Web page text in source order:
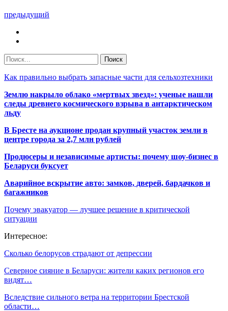
предыдущий
Как правильно выбрать запасные части для сельхозтехники
Землю накрыло облако «мертвых звезд»: ученые нашли
следы древнего космического взрыва в антарктическом
льду
В Бресте на аукционе продан крупный участок земли в
центре города за 2,7 млн рублей
Продюсеры и независимые артисты: почему шоу-бизнес в
Беларуси буксует
Аварийное вскрытие авто: замков, дверей, бардачков и
багажников
Почему эвакуатор — лучшее решение в критической
ситуации
Интересное:
Сколько белорусов страдают от депрессии
Северное сияние в Беларуси: жители каких регионов его
видят…
Вследствие сильного ветра на территории Брестской
области…